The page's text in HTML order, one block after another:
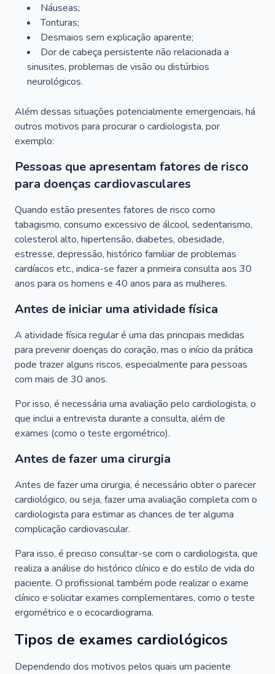
Náuseas;
Tonturas;
Desmaios sem explicação aparente;
Dor de cabeça persistente não relacionada a
sinusites, problemas de visão ou distúrbios
neurológicos.
Além dessas situações potencialmente emergenciais, há
outros motivos para procurar o cardiologista, por
exemplo:
Pessoas que apresentam fatores de risco
para doenças cardiovasculares
Quando estão presentes fatores de risco como
tabagismo, consumo excessivo de álcool, sedentarismo,
colesterol alto, hipertensão, diabetes, obesidade,
estresse, depressão, histórico familiar de problemas
cardíacos etc., indica-se fazer a primeira consulta aos 30
anos para os homens e 40 anos para as mulheres.
Antes de iniciar uma atividade física
A atividade física regular é uma das principais medidas
para prevenir doenças do coração, mas o início da prática
pode trazer alguns riscos, especialmente para pessoas
com mais de 30 anos.
Por isso, é necessária uma avaliação pelo cardiologista, o
que inclui a entrevista durante a consulta, além de
exames (como o teste ergométrico).
Antes de fazer uma cirurgia
Antes de fazer uma cirurgia, é necessário obter o parecer
cardiológico, ou seja, fazer uma avaliação completa com o
cardiologista para estimar as chances de ter alguma
complicação cardiovascular.
Para isso, é preciso consultar-se com o cardiologista, que
realiza a análise do histórico clínico e do estilo de vida do
paciente. O profissional também pode realizar o exame
clínico e solicitar exames complementares, como o teste
ergométrico e o ecocardiograma.
Tipos de exames cardiológicos
Dependendo dos motivos pelos quais um paciente